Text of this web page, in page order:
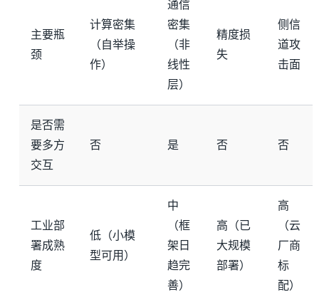
主要瓶
颈
计算密集
（自举操
作）
通信
密集
（非
线性
层）
精度损
失
侧信
道攻
击面
是否需
要多方
交互
否 是 否 否
工业部
署成熟
度
低（小模
型可用）
中
（框
架日
趋完
善）
高（已
大规模
部署）
高
（云
厂商
标
配）